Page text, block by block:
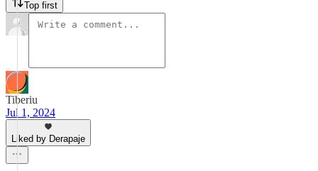
Top first
Tiberiu
Jul 1, 2024
Liked by Derapaje